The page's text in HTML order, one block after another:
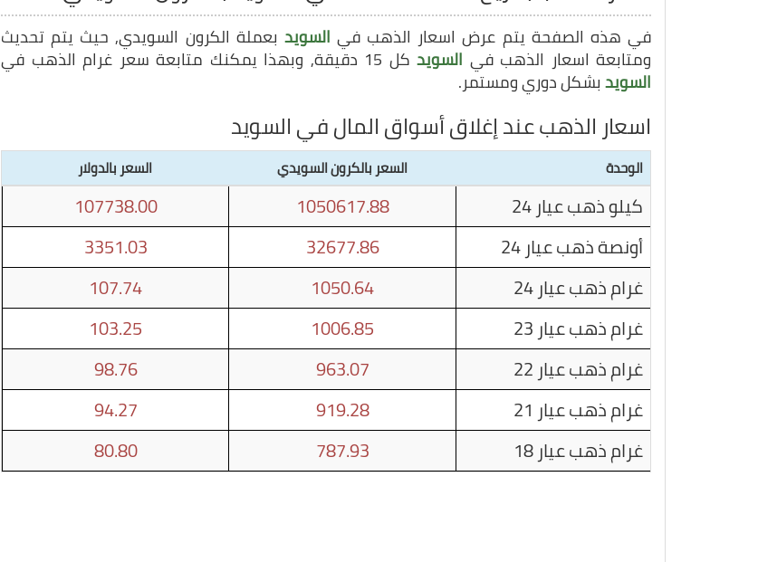
في هذه الصفحة يتم عرض اسعار الذهب في السويد بعملة الكرون السويدي, حيث يتم تحديث
ومتابعة اسعار الذهب في السويد كل 15 دقيقة, وبهذا يمكنك متابعة سعر غرام الذهب في
السويدبشكل دوري ومستمر.
اسعار الذهب عند إغلاق أسواق المال في السويد
الوحدة السعر بالكرون السويدي السعر بالدولار
كيلو ذهب عيار 24 1050617.88
107738.00
أونصة ذهب عيار 24
32677.86
3351.03
غرام ذهب عيار 24
1050.64
107.74
غرام ذهب عيار 23
1006.85
103.25
غرام ذهب عيار 22
963.07
98.76
غرام ذهب عيار 21
919.28
94.27
غرام ذهب عيار 18
787.93
80.80